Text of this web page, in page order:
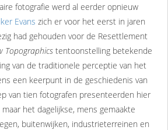
fotografie werd al eerder opnieuw
Evans zich er voor het eerst in jaren
had gehouden voor de Resettlement
Topographics tentoonstelling betekende
van de traditionele perceptie van het
een keerpunt in de geschiedenis van
van tien fotografen presenteerden hier
het dagelijkse, mens gemaakte
buitenwijken, industrieterreinen en